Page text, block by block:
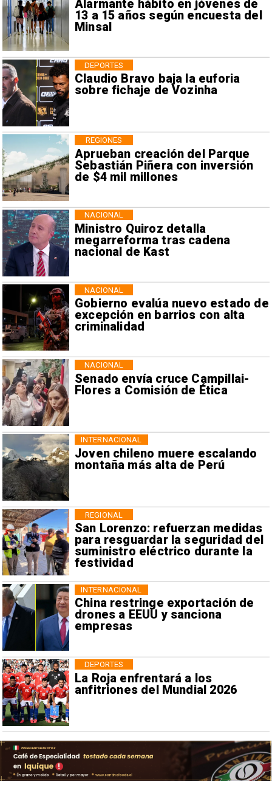
Alarmante hábito en jóvenes de
13 a 15 años según encuesta del
Minsal
Claudio Bravo baja la euforia
sobre fichaje de Vozinha
DEPORTES
Aprueban creación del Parque
Sebastián Piñera con inversión
de $4 mil millones
REGIONES
Ministro Quiroz detalla
megarreforma tras cadena
nacional de Kast
NACIONAL
Gobierno evalúa nuevo estado de
excepción en barrios con alta
criminalidad
NACIONAL
Senado envía cruce Campillai-
Flores a Comisión de Ética
NACIONAL
Joven chileno muere escalando
montaña más alta de Perú
INTERNACIONAL
San Lorenzo: refuerzan medidas
para resguardar la seguridad del
suministro eléctrico durante la
festividad
REGIONAL
China restringe exportación de
drones a EEUU y sanciona
empresas
INTERNACIONAL
La Roja enfrentará a los
anfitriones del Mundial 2026
DEPORTES